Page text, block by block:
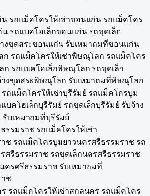
รถแม็คโครให้เช่าขอนแก่น รถแม็คโคร
รถแบคโฮเล็กขอนแก่น รถขุดเล็ก
งขุดสระขอนแก่น รับเหมาถมที่ขอนแก่น
ก รถแม็คโครให้เช่าพิษณุโลก รถแม็คโคร
รถแบคโฮเล็กพิษณุโลก รถขุดเล็ก
งขุดสระพิษณุโลก รับเหมาถมที่พิษณุโลก
รถแม็คโครให้เช่าบุรีรัมย์ รถแม็คโครบูม
บคโฮเล็กบุรีรัมย์ รถขุดเล็กบุรีรัมย์ รับจ้าง
รับเหมาถมที่บุรีรัมย์
รรมราช รถแม็คโครให้เช่า
ช รถแม็คโครบูมยาวนครศรีธรรมราช รถ
ศรีธรรมราช รถขุดเล็กนครศรีธรรมราช
ครศรีธรรมราช รับเหมาถมที่
ช
รถแม็คโครให้เช่าสกลนคร รถแม็คโคร